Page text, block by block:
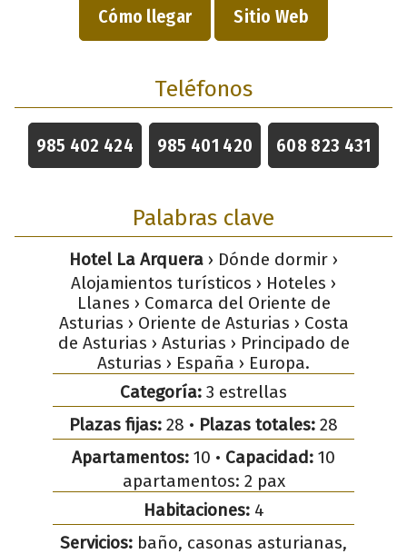
Cómo llegar Sitio Web
Teléfonos
985 402 424 985 401 420 608 823 431
Palabras clave
Hotel La Arquera › Dónde dormir ›
Alojamientos turísticos › Hoteles ›
Llanes › Comarca del Oriente de
Asturias › Oriente de Asturias › Costa
de Asturias › Asturias › Principado de
Asturias › España › Europa.
Categoría: 3 estrellas
Plazas fijas: 28 • Plazas totales: 28
Apartamentos: 10 • Capacidad: 10
apartamentos: 2 pax
Habitaciones:4
Servicios: baño, casonas asturianas,